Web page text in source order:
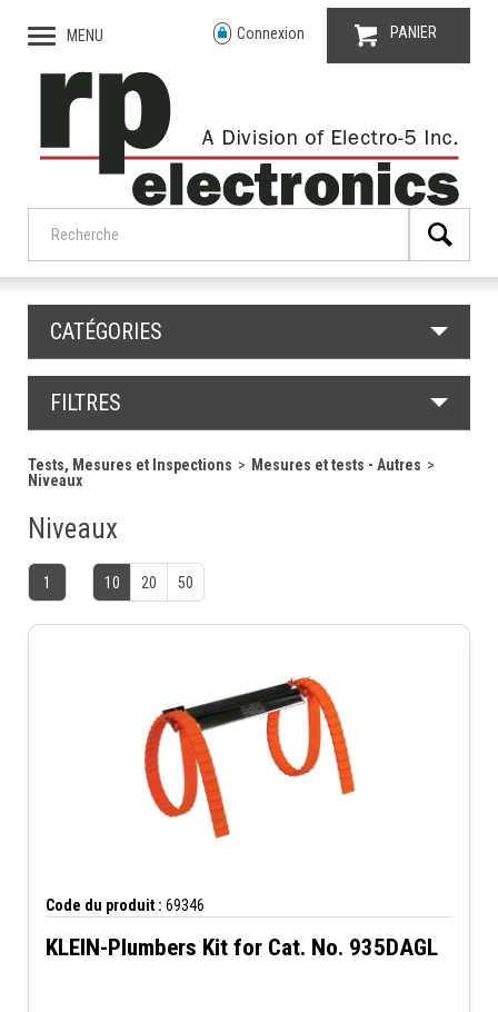
MENU Connexion PANIER
CATÉGORIES
FILTRES
Tests, Mesures et Inspections
Mesures et tests - Autres
Niveaux
Niveaux
1 10 20 50
Code du produit : 69346
KLEIN-Plumbers Kit for Cat. No. 935DAGL